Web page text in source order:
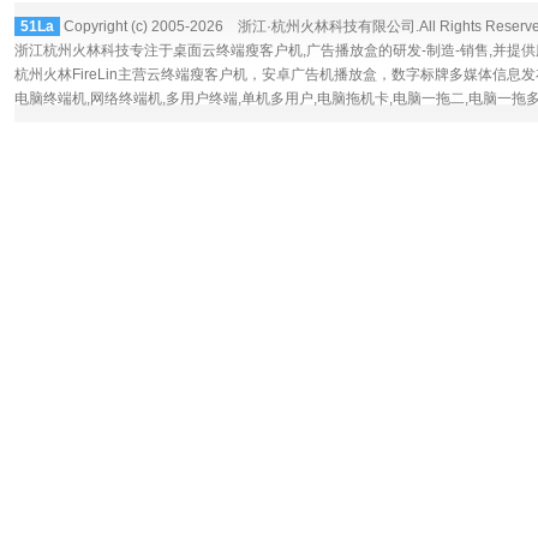
51La Copyright (c) 2005-2026 浙江·杭州火林科技有限公司.All Rights
浙江杭州火林科技专注于桌面云终端瘦客户机,广告播放盒的研发-制造-销售,并提
杭州火林FireLin主营云终端瘦客户机， 安卓广告机播放盒 ，数字标牌多媒体信息
电脑终端机,网络终端机,多用户终端,单机多用户,电脑拖机卡,电脑一拖二,电脑一拖